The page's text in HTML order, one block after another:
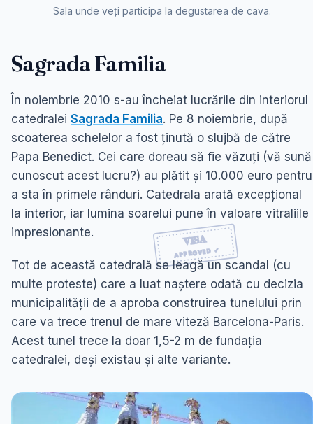
Sala unde veți participa la degustarea de cava.
Sagrada Familia
În noiembrie 2010 s-au încheiat lucrările din interiorul
catedralei Sagrada Familia. Pe 8 noiembrie, după
scoaterea schelelor a fost ținută o slujbă de către
Papa Benedict. Cei care doreau să fie văzuți (vă sună
cunoscut acest lucru?) au plătit și 10.000 euro pentru
a sta în primele rânduri. Catedrala arată excepțional
la interior, iar lumina soarelui pune în valoare vitraliile
impresionante.
Tot de această catedrală se leagă un scandal (cu
multe proteste) care a luat naștere odată cu decizia
municipalității de a aproba construirea tunelului prin
care va trece trenul de mare viteză Barcelona-Paris.
Acest tunel trece la doar 1,5-2 m de fundația
catedralei, deși existau și alte variante.